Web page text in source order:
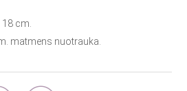
cm.
matmens nuotrauka.